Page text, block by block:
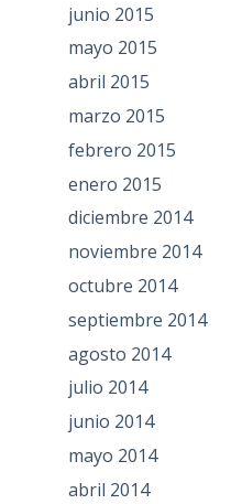
junio 2015
mayo 2015
abril 2015
marzo 2015
febrero 2015
enero 2015
diciembre 2014
noviembre 2014
octubre 2014
septiembre 2014
agosto 2014
julio 2014
junio 2014
mayo 2014
abril 2014